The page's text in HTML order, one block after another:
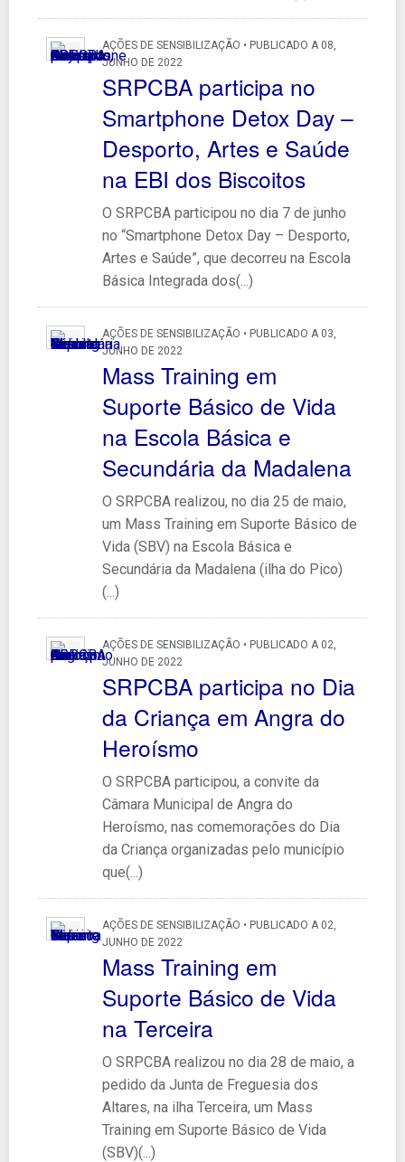
AÇÕES DE SENSIBILIZAÇÃO • PUBLICADO A 08,
JUNHO DE 2022
SRPCBA participa no
Smartphone Detox Day –
Desporto, Artes e Saúde
na EBI dos Biscoitos
O SRPCBA participou no dia 7 de junho
no “Smartphone Detox Day – Desporto,
Artes e Saúde”, que decorreu na Escola
Básica Integrada dos(...)
AÇÕES DE SENSIBILIZAÇÃO • PUBLICADO A 03,
JUNHO DE 2022
Mass Training em
Suporte Básico de Vida
na Escola Básica e
Secundária da Madalena
O SRPCBA realizou, no dia 25 de maio,
um Mass Training em Suporte Básico de
Vida (SBV) na Escola Básica e
Secundária da Madalena (ilha do Pico)
(...)
AÇÕES DE SENSIBILIZAÇÃO • PUBLICADO A 02,
JUNHO DE 2022
SRPCBA participa no Dia
da Criança em Angra do
Heroísmo
O SRPCBA participou, a convite da
Câmara Municipal de Angra do
Heroísmo, nas comemorações do Dia
da Criança organizadas pelo município
que(...)
AÇÕES DE SENSIBILIZAÇÃO • PUBLICADO A 02,
JUNHO DE 2022
Mass Training em
Suporte Básico de Vida
na Terceira
O SRPCBA realizou no dia 28 de maio, a
pedido da Junta de Freguesia dos
Altares, na ilha Terceira, um Mass
Training em Suporte Básico de Vida
(SBV)(...)